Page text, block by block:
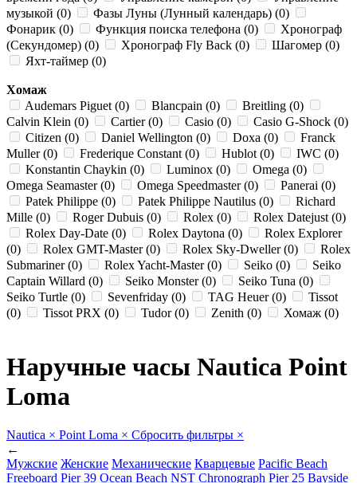
музыкой (0)
Фазы Луны (Лунный календарь) (0)
Фонарик (0)
Функция поиска телефона (0)
Хронограф
(Секундомер) (0)
Хронограф Fly Back (0)
Шагомер (0)
Яхт-таймер (0)
Хомаж
Audemars Piguet (0)
Blancpain (0)
Breitling (0)
Calvin Klein (0)
Cartier (0) Casio (0)
Casio G-Shock (0)
Citizen (0)
Daniel Wellington (0) Doxa (0)
Franck
Muller (0)
Frederique Constant (0) Hublot (0)
IWC (0)
Konstantin Chaykin (0)
Luminox (0)
Omega (0)
Omega Seamaster (0)
Omega Speedmaster (0)
Panerai (0)
Patek Philippe (0)
Patek Philippe Nautilus (0)
Richard
Mille (0)
Roger Dubuis (0) Rolex (0)
Rolex Datejust (0)
Rolex Day-Date (0)
Rolex Daytona (0)
Rolex Explorer
(0)
Rolex GMT-Master (0) Rolex Sky-Dweller (0)
Rolex
Submariner (0)
Rolex Yacht-Master (0) Seiko (0)
Seiko
Captain Willard (0)
Seiko Monster (0)
Seiko Tuna (0)
Seiko Turtle (0)
Sevenfriday (0) TAG Heuer (0)
Tissot
(0)
Tissot PRX (0) Tudor (0) Zenith (0) Хомаж (0)
Наручные часы Nautica Point
Loma
Nautica × Point Loma × Сбросить фильтры ×
←
Мужские Женские Механические Кварцевые Pacific Beach
Freeboard Pier 39 Ocean Beach NST Chronograph Pier 25 Bayside